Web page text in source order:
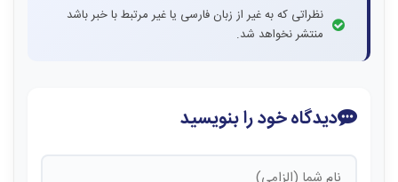
نظراتی که به غیر از زبان فارسی یا غیر مرتبط با خبر باشد
منتشر نخواهد شد.
دیدگاه خود را بنویسید